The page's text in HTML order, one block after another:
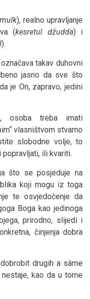
), realno upravljanje
(kesretul džudda) i
).
takav duhovni
jasno da sve što
je On, zapravo, jedini
osoba treba imati
vlasništvom stvarno
slobodne volje, to
popravljati, ili kvariti.
što se posjeduje na
koji mogu iz toga
te osvjedočenje da
Boga kao jedinoga
prirodno, slijedi i
činjenja dobra
drugih a sâme
kao da u tome